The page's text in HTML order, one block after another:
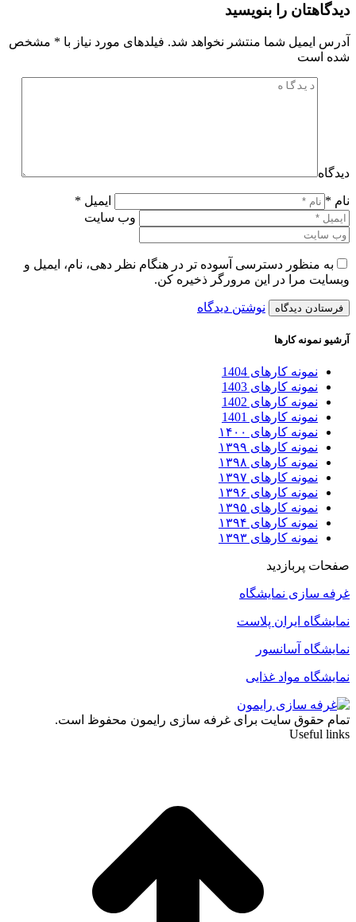
دیدگاهتان را بنویسید
آدرس ایمیل شما منتشر نخواهد شد. فیلدهای مورد نیاز با * مشخص
شده است
دیدگاه
نام *
ایمیل *
وب سایت
به منظور دسترسی آسوده تر در هنگام نظر دهی، نام، ایمیل و
وبسایت مرا در این مرورگر ذخیره کن.
نوشتن دیدگاه
آرشیو نمونه کارها
نمونه کارهای 1404
نمونه کارهای 1403
نمونه کارهای 1402
نمونه کارهای 1401
نمونه کارهای ۱۴۰۰
نمونه کارهای ۱۳۹۹
نمونه کارهای ۱۳۹۸
نمونه کارهای ۱۳۹۷
نمونه کارهای ۱۳۹۶
نمونه کارهای ۱۳۹۵
نمونه کارهای ۱۳۹۴
نمونه کارهای ۱۳۹۳
صفحات پربازدید
غرفه سازی نمایشگاه
نمایشگاه ایران پلاست
نمایشگاه آسانسور
نمایشگاه مواد غذایی
تمام حقوق سایت برای غرفه سازی رایمون محفوظ است.
Useful links